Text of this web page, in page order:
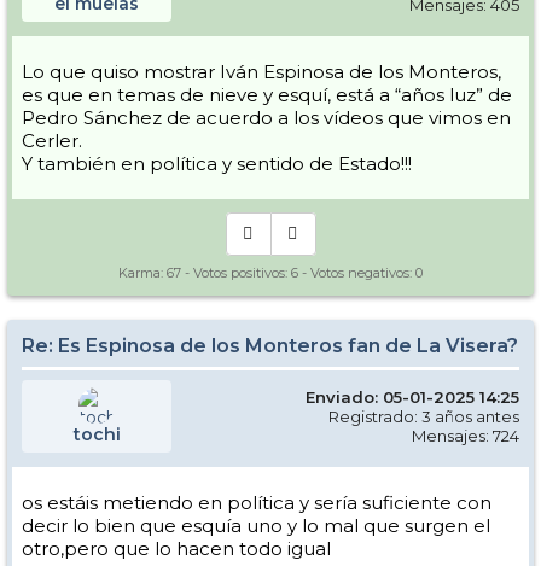
Mensajes: 405
Lo que quiso mostrar Iván Espinosa de los Monteros,
es que en temas de nieve y esquí, está a “años luz” de
Pedro Sánchez de acuerdo a los vídeos que vimos en
Cerler.
Y también en política y sentido de Estado!!!
Karma: 67 - Votos positivos: 6 - Votos negativos: 0
Re: Es Espinosa de los Monteros fan de La Visera?
tochi
Enviado: 05-01-2025 14:25
Registrado: 3 años antes
Mensajes: 724
os estáis metiendo en política y sería suficiente con
decir lo bien que esquía uno y lo mal que surgen el
otro,pero que lo hacen todo igual